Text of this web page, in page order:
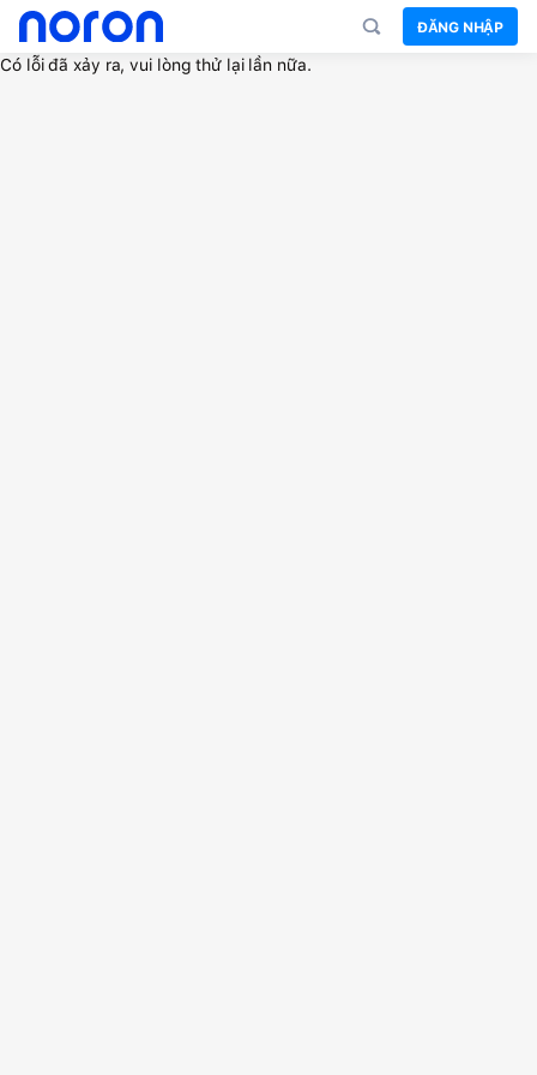
ĐĂNG NHẬP
Có lỗi đã xảy ra, vui lòng thử lại lần nữa.